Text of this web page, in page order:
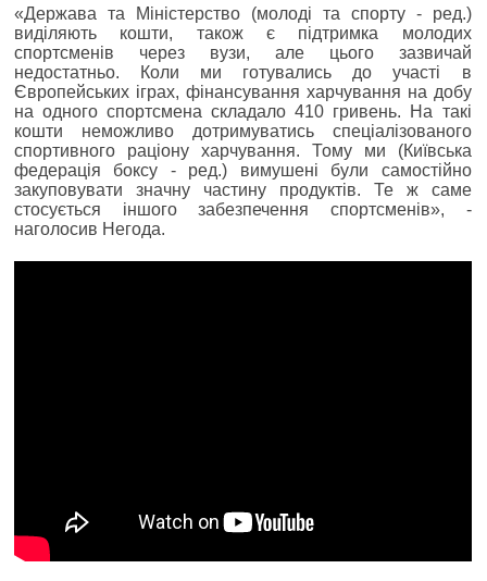
«Держава та Міністерство (молоді та спорту - ред.)
виділяють кошти, також є підтримка молодих
спортсменів через вузи, але цього зазвичай
недостатньо. Коли ми готувались до участі в
Європейських іграх, фінансування харчування на добу
на одного спортсмена складало 410 гривень. На такі
кошти неможливо дотримуватись спеціалізованого
спортивного раціону харчування. Тому ми (Київська
федерація боксу - ред.) вимушені були самостійно
закуповувати значну частину продуктів. Те ж саме
стосується іншого забезпечення спортсменів», -
наголосив Негода.